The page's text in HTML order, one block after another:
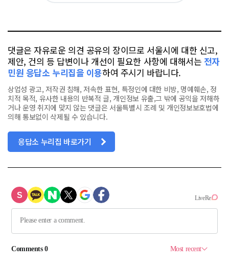
댓글은 자유로운 의견 공유의 장이므로 서울시에 대한 신고,
제안, 건의 등 답변이나 개선이 필요한 사항에 대해서는 전자
민원 응답소 누리집을 이용하여 주시기 바랍니다.
상업성 광고, 저작권 침해, 저속한 표현, 특정인에 대한 비방, 명예훼손, 정
치적 목적, 유사한 내용의 반복적 글, 개인정보 유출,그 밖에 공익을 저해하
거나 운영 취지에 맞지 않는 댓글은 서울특별시 조례 및 개인정보보호법에
의해 통보없이 삭제될 수 있습니다.
응답소 누리집 바로가기